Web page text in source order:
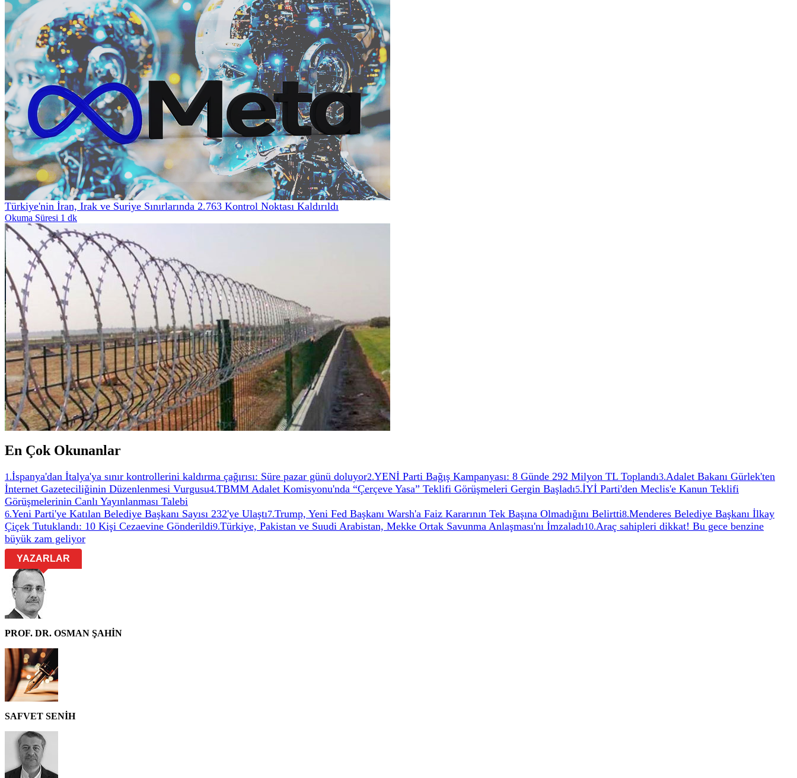
Türkiye'nin İran, Irak ve Suriye Sınırlarında 2.763 Kontrol Noktası Kaldırıldı
Okuma Süresi 1 dk
En Çok Okunanlar
1 .İspanya'dan İtalya'ya sınır kontrollerini kaldırma çağırısı: Süre pazar günü doluyor2.YENİ Parti Bağış Kampanyası: 8 Günde 292 Milyon TL Toplandı3.Adalet Bakanı Gürlek'ten
İnternet Gazeteciliğinin Düzenlenmesi Vurgusu4.TBMM Adalet Komisyonu'nda “Çerçeve Yasa” Teklifi Görüşmeleri Gergin Başladı5.İYİ Parti'den Meclis'e Kanun Teklifi
Görüşmelerinin Canlı Yayınlanması Talebi
6.Yeni Parti'ye Katılan Belediye Başkanı Sayısı 232'ye Ulaştı7.Trump, Yeni Fed Başkanı Warsh'a Faiz Kararının Tek Başına Olmadığını Belirtti8.Menderes Belediye Başkanı İlkay
Çiçek Tutuklandı: 10 Kişi Cezaevine Gönderildi9.Türkiye, Pakistan ve Suudi Arabistan, Mekke Ortak Savunma Anlaşması'nı İmzaladı10.Araç sahipleri dikkat! Bu gece benzine
büyük zam geliyor
YAZARLAR
PROF. DR. OSMAN ŞAHİN
SAFVET SENİH